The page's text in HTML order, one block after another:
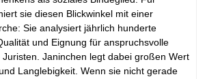
sie diesen Blickwinkel mit einer
Sie analysiert jährlich hunderte
und Eignung für anspruchsvolle
Janinchen legt dabei großen Wert
Langlebigkeit. Wenn sie nicht gerade